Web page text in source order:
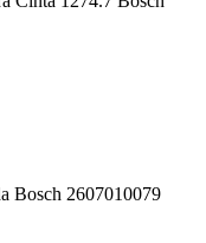
Bosch 2607010079